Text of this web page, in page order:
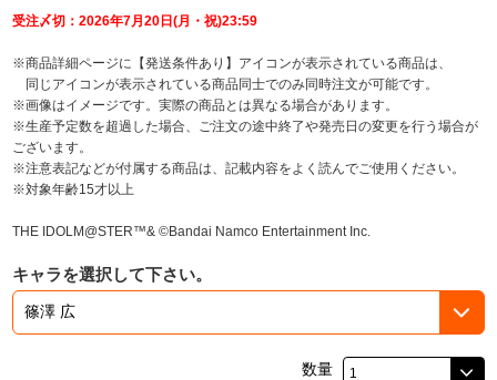
モフモフパレード
受注〆切：2026年7月20日(月・祝)23:59
※商品詳細ページに【発送条件あり】アイコンが表示されている商品は、
同じアイコンが表示されている商品同士でのみ同時注文が可能です。
※画像はイメージです。実際の商品とは異なる場合があります。
※生産予定数を超過した場合、ご注文の途中終了や発売日の変更を行う場合が
ございます。
※注意表記などが付属する商品は、記載内容をよく読んでご使用ください。
※対象年齢15才以上
THE IDOLM@STER™& ©Bandai Namco Entertainment Inc.
キャラを選択して下さい。
数量